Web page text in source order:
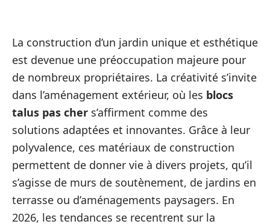
La construction d’un jardin unique et esthétique
est devenue une préoccupation majeure pour
de nombreux propriétaires. La créativité s’invite
dans l’aménagement extérieur, où les blocs
talus pas cher s’affirment comme des
solutions adaptées et innovantes. Grâce à leur
polyvalence, ces matériaux de construction
permettent de donner vie à divers projets, qu’il
s’agisse de murs de soutènement, de jardins en
terrasse ou d’aménagements paysagers. En
2026, les tendances se recentrent sur la